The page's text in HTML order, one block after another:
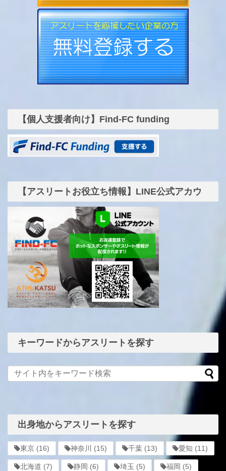
【個人支援者向け】Find-FC funding
【アスリートお役立ち情報】LINE公式アカウ
キーワードからアスリートを探す
出身地からアスリートを探す
東京 (16) 神奈川 (15) 千葉 (13) 愛知 (11)
北海道 (7) 静岡 (6) 埼玉 (5) 福岡 (5)